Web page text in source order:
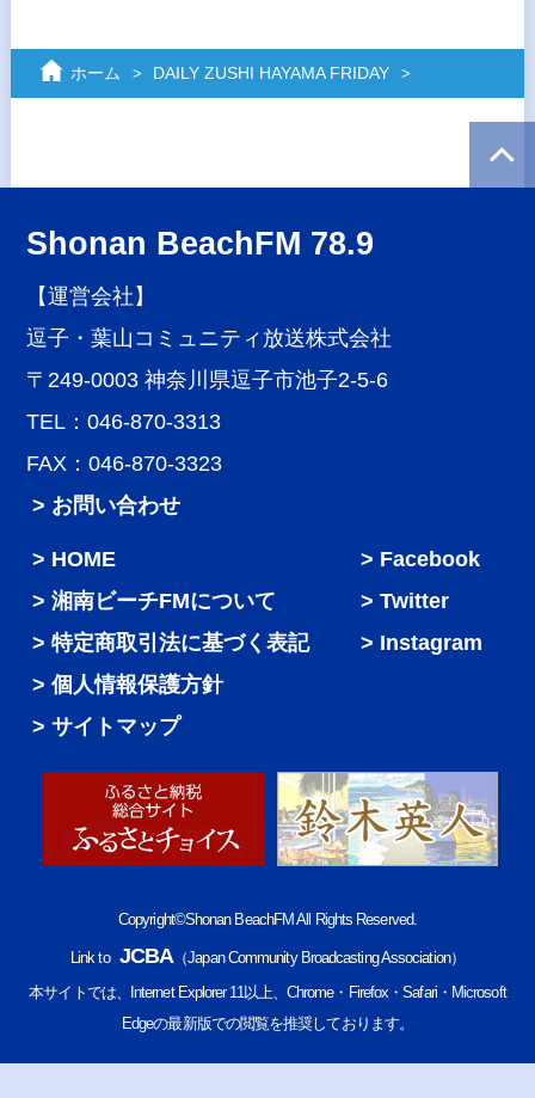
ホーム DAILY ZUSHI HAYAMA FRIDAY
Shonan BeachFM 78.9
【運営会社】
逗子・葉山コミュニティ放送株式会社
〒249-0003 神奈川県逗子市池子2-5-6
TEL：046-870-3313
FAX：046-870-3323
> お問い合わせ
HOME
湘南ビーチFMについて
特定商取引法に基づく表記
個人情報保護方針
サイトマップ
Facebook
Twitter
Instagram
Copyright©Shonan BeachFM All Rights Reserved.
Link to JCBA（Japan Community Broadcasting Association）
本サイトでは、Internet Explorer 11以上、Chrome・Firefox・Safari・Microsoft
Edgeの最新版での閲覧を推奨しております。